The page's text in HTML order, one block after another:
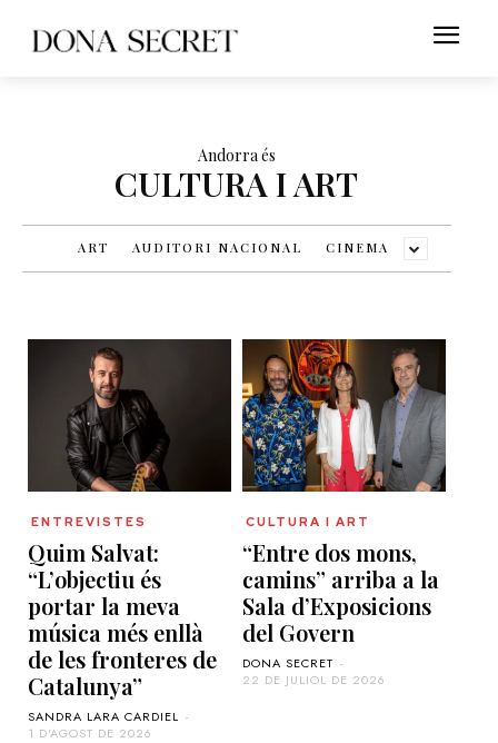
Andorra és
CULTURA I ART
ART AUDITORI NACIONAL CINEMA
ENTREVISTES
Quim Salvat:
“L’objectiu és
portar la meva
música més enllà
de les fronteres de
Catalunya”
SANDRA LARA CARDIEL -
1 D'AGOST DE 2026
CULTURA I ART
“Entre dos mons,
camins” arriba a la
Sala d’Exposicions
del Govern
DONA SECRET -
22 DE JULIOL DE 2026